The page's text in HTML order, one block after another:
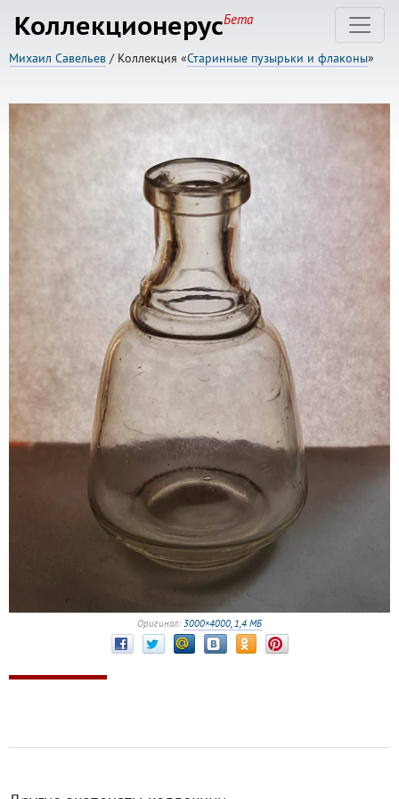
КоллекционерусБета
Михаил Савельев / Коллекция «Старинные пузырьки и флаконы»
Оригинал: 3000×4000, 1,4 МБ